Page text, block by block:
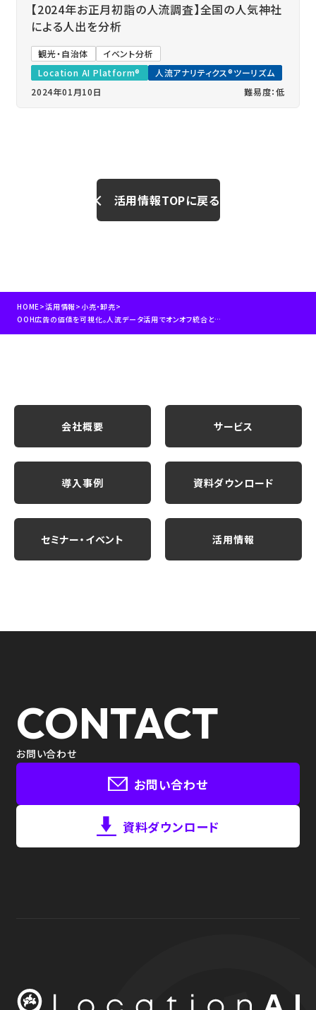
【2024年お正月初詣の人流調査】全国の人気神社
による人出を分析
観光・自治体
イベント分析
Location AI Platform®
人流アナリティクス®ツーリズム
2024年01月10日
難易度：低
活用情報TOPに戻る
HOME>活用情報> 小売・卸売>
OOH広告の価値を可視化。人流データ活用でオンオフ統合と効果最大化を実現
会社概要 サービス
導入事例 資料ダウンロード
セミナー・イベント 活用情報
CONTACT
お問い合わせ
お問い合わせ
資料ダウンロード